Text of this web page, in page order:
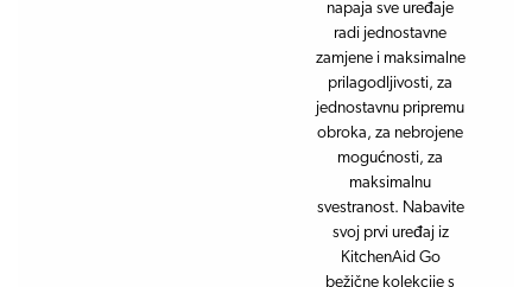
napaja sve uređaje
radi jednostavne
zamjene i maksimalne
prilagodljivosti, za
jednostavnu pripremu
obroka, za nebrojene
mogućnosti, za
maksimalnu
svestranost. Nabavite
svoj prvi uređaj iz
KitchenAid Go
bežične kolekcije s